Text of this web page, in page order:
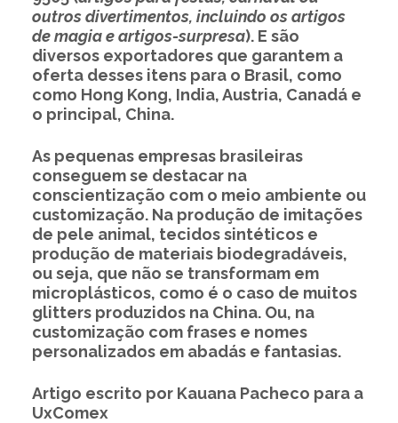
outros divertimentos, incluindo os artigos
de magia e artigos-surpresa). E são
diversos exportadores que garantem a
oferta desses itens para o Brasil, como
como Hong Kong, India, Austria, Canadá e
o principal, China.
As pequenas empresas brasileiras
conseguem se destacar na
conscientização com o meio ambiente ou
customização. Na produção de imitações
de pele animal, tecidos sintéticos e
produção de materiais biodegradáveis,
ou seja, que não se transformam em
microplásticos, como é o caso de muitos
glitters produzidos na China. Ou, na
customização com frases e nomes
personalizados em abadás e fantasias.
Artigo escrito por Kauana Pacheco para a
UxComex